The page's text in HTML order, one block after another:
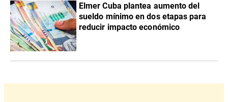
Elmer Cuba plantea aumento del
sueldo mínimo en dos etapas para
reducir impacto económico